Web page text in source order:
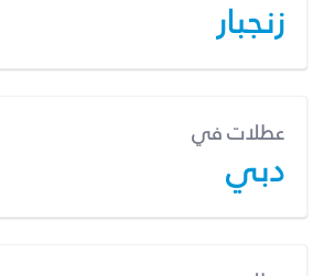
زنجبار
عطلات في
دبي